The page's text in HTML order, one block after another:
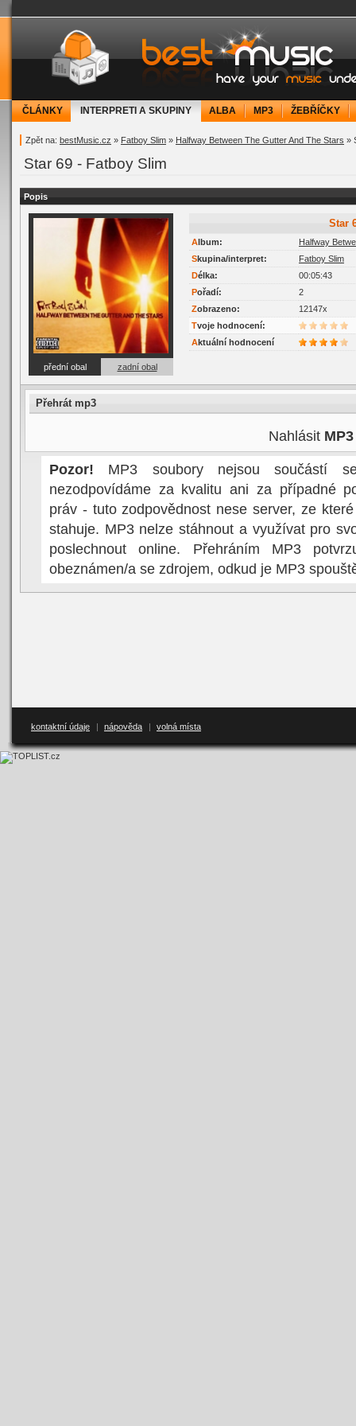
bestMusic.cz - Have your music under
ČLÁNKY INTERPRETI A SKUPINY ALBA MP3 ŽEBŘÍČKY
Zpět na: bestMusic.cz » Fatboy Slim » Halfway Between The Gutter And The Stars »
Star 69 - Fatboy Slim
Popis
přední obal zadní obal
Star
Album:
Halfway
Skupina/interpret:
Fatboy Slim
Délka:
00:05:43
Pořadí:
2
Zobrazeno:
12147x
Tvoje hodnocení:
Aktuální hodnocení
Přehrát mp3
Nahlásit MP3
Pozor! MP3 soubory nejsou součástí
nezodpovídáme za kvalitu ani za případné
práv - tuto zodpovědnost nese server, ze
stahuje. MP3 nelze stáhnout a využívat pro
poslechnout online. Přehráním MP3
obeznámen/a se zdrojem, odkud je MP3
kontaktní údaje | nápověda | volná místa